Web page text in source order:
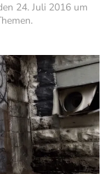
24. Juli 2016 um
.